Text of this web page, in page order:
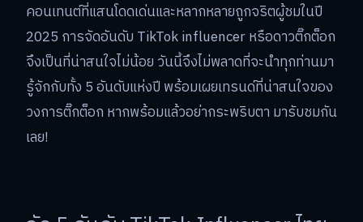
คอนเทนต์ที่แสนโดดเด่นและหลากหลายถูกจริตผู้ชมในปี
2025 การจัดอันดับ TikTok influencer หรือดาวติ๊กต็อก
จึงเป็นที่น่าสนใจไม่น้อย วันนี้จึงไม่พลาดที่จะนำทุกท่านมา
รู้จักกับทั้ง 5 อันดับแห่งปี พร้อมเผยเทรนด์ที่น่าสนใจของ
วงการติ๊กต็อก หากพร้อมแล้วอย่ากระพริบตา มารับชมกัน
เลย!